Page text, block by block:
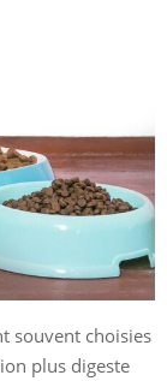
souvent choisies
plus digeste